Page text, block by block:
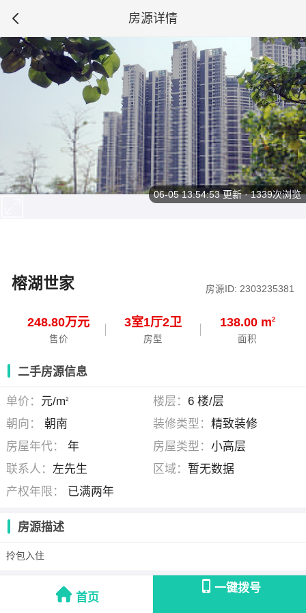
房源详情
榕湖世家 房源ID: 2303235381
248.80万元
售价
3室1厅2卫
房型
138.00 m2
面积
首页
一键拨号
06-05 13:54:53更新 · 1339次浏览
二手房源信息
单价： 元/m2 楼层： 6 楼/层
朝向：
朝南 装修类型： 精致装修
房屋年代：
年 房屋类型： 小高层
联系人：左先生 区域： 暂无数据
产权年限：
已满两年
房源描述
拎包入住
左先生 (个人发布)